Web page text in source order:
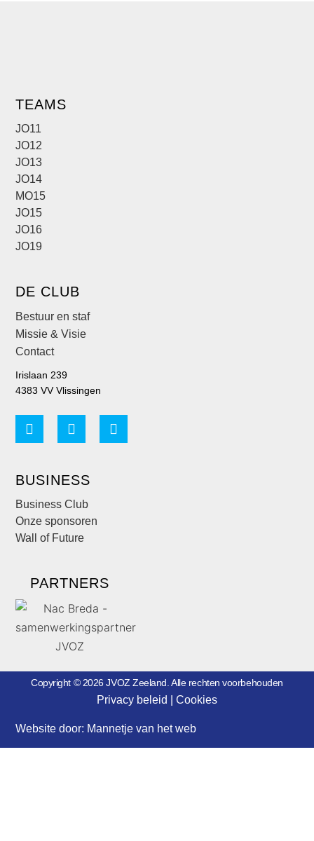
TEAMS
JO11
JO12
JO13
JO14
MO15
JO15
JO16
JO19
DE CLUB
Bestuur en staf
Missie & Visie
Contact
Irislaan 239
4383 VV Vlissingen
BUSINESS
Business Club
Onze sponsoren
Wall of Future
PARTNERS
Copyright © 2026 JVOZ Zeeland. Alle rechten voorbehouden
Privacy beleid Cookies
Website door: Mannetje van het web